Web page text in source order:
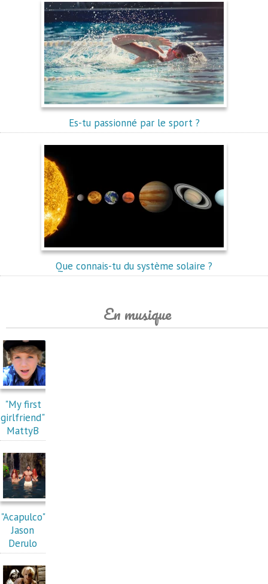
Es-tu passionné par le sport ?
Que connais-tu du système solaire ?
En musique
"My first
girlfriend"
MattyB
"Acapulco"
Jason
Derulo